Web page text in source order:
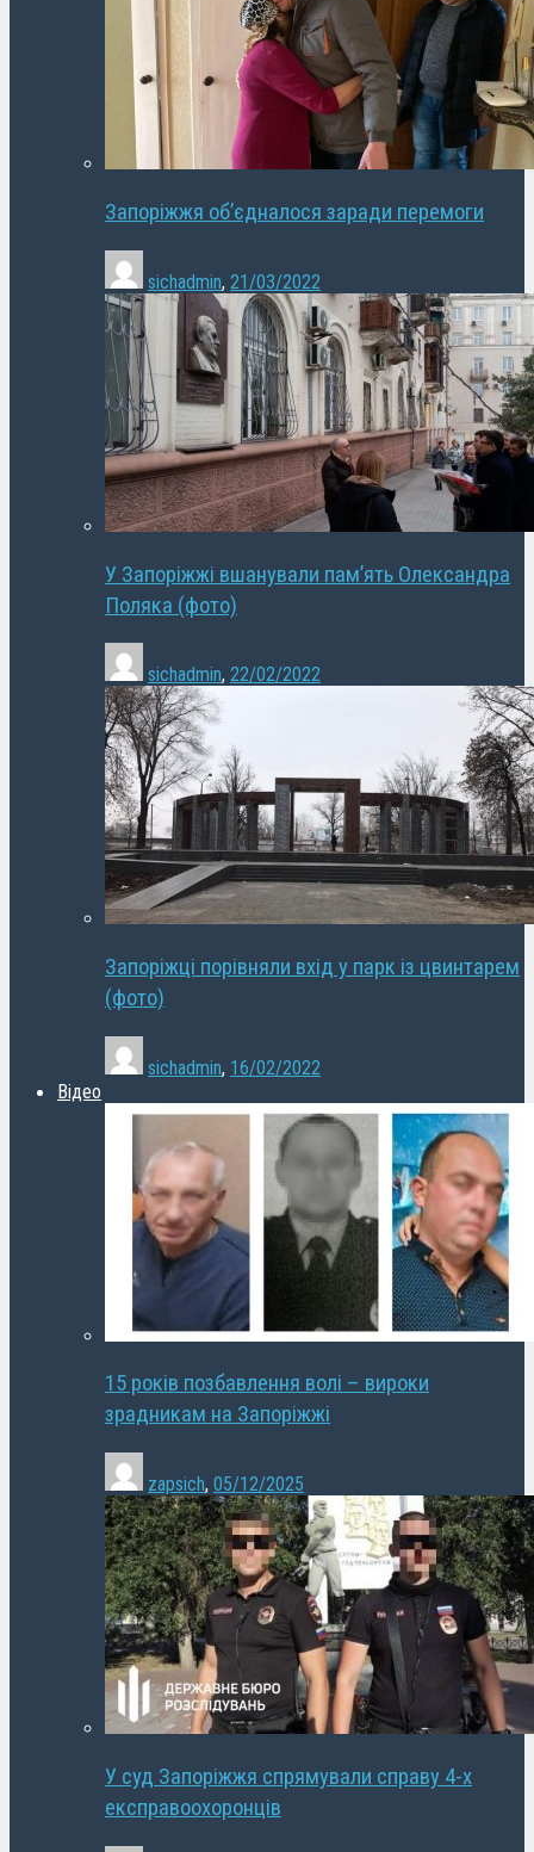
Запоріжжя об’єдналося заради перемоги
sichadmin, 21/03/2022
У Запоріжжі вшанували пам’ять Олександра
Поляка (фото)
sichadmin, 22/02/2022
Запоріжці порівняли вхід у парк із цвинтарем
(фото)
sichadmin, 16/02/2022
Відео
15 років позбавлення волі – вироки
зрадникам на Запоріжжі
zapsich, 05/12/2025
У суд Запоріжжя спрямували справу 4-х
експравоохоронців